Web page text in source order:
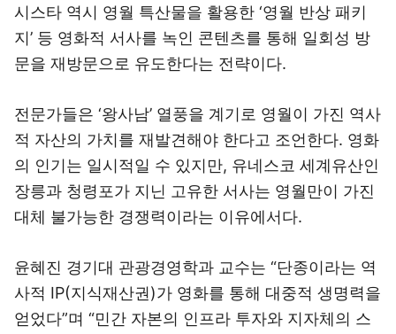
시스타 역시 영월 특산물을 활용한 ‘영월 반상 패키
지’ 등 영화적 서사를 녹인 콘텐츠를 통해 일회성 방
문을 재방문으로 유도한다는 전략이다.
전문가들은 ‘왕사남’ 열풍을 계기로 영월이 가진 역사
적 자산의 가치를 재발견해야 한다고 조언한다. 영화
의 인기는 일시적일 수 있지만, 유네스코 세계유산인
장릉과 청령포가 지닌 고유한 서사는 영월만이 가진
대체 불가능한 경쟁력이라는 이유에서다.
윤혜진 경기대 관광경영학과 교수는 “단종이라는 역
사적 IP(지식재산권)가 영화를 통해 대중적 생명력을
얻었다”며 “민간 자본의 인프라 투자와 지자체의 스